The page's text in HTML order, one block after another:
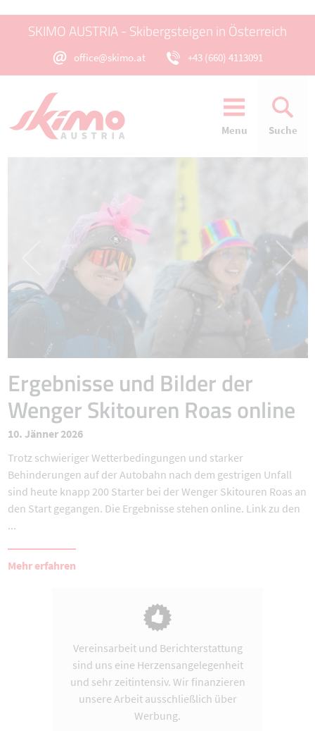
SKIMO AUSTRIA - Skibergsteigen in Österreich
office@skimo.at +43 (660) 4113091
Menu Suche
Ergebnisse und Bilder der
Wenger Skitouren Roas online
10. Jänner 2026
Trotz schwieriger Wetterbedingungen und starker
Behinderungen auf der Autobahn nach dem gestrigen Unfall
sind heute knapp 200 Starter bei der Wenger Skitouren Roas an
den Start gegangen. Die Ergebnisse stehen online. Link zu den
...
Mehr erfahren
Vereinsarbeit und Berichterstattung
sind uns eine Herzensangelegenheit
und sehr zeitintensiv. Wir finanzieren
unsere Arbeit ausschließlich über
Werbung.